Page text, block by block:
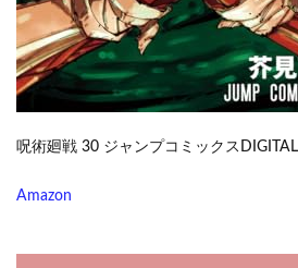
呪術廻戦 30 ジャンプコミックス
Amazon